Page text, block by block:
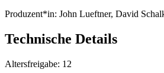
Produzent*in: John Lueftner, David
Technische Details
Altersfreigabe: 12